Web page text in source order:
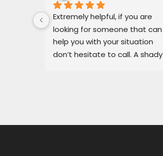
Extremely helpful, if you are
looking for someone that can
help you with your situation
don’t hesitate to call. A shady